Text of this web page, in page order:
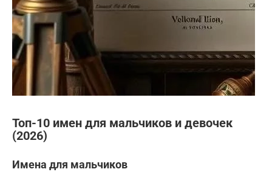
Топ-10 имен для мальчиков и девочек
(2026)
Имена для мальчиков